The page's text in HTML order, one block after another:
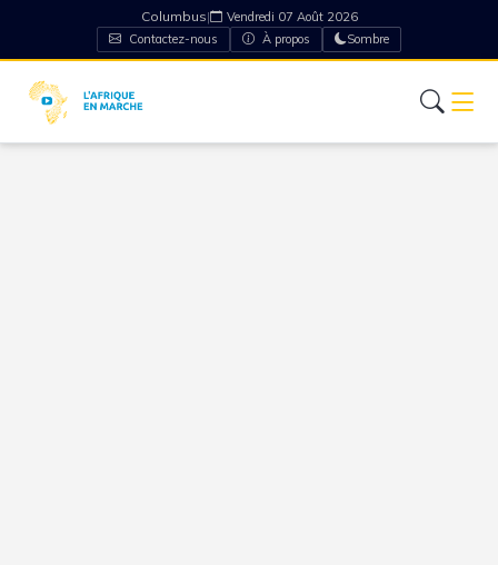
Columbus|
Vendredi 07 Août 2026
Contactez-nous
À propos Sombre